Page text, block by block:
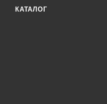
КАТАЛОГ